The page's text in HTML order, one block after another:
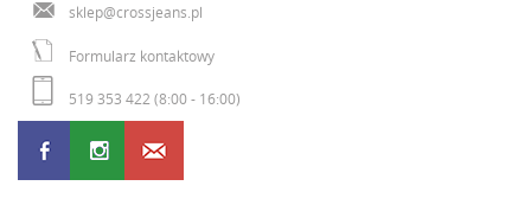
sklep@crossjeans.pl
Formularz kontaktowy
519 353 422 (8:00 - 16:00)